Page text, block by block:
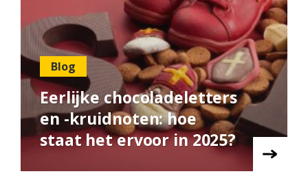
Blog
Eerlijke chocoladeletters
en -kruidnoten: hoe
staat het ervoor in 2025?